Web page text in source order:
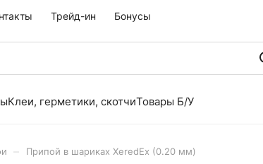
Трейд-ин Бонусы
Клеи, герметики, скотчиТовары Б/У
Припой в шариках XeredEx (0.20 мм)